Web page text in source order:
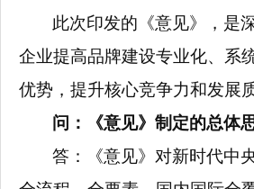
此次印发的《意见》，是
企业提高品牌建设专业化、系
优势，提升核心竞争力和发展
问：《意见》制定的总体
答：《意见》对新时代中